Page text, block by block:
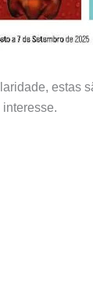
estas
interesse.